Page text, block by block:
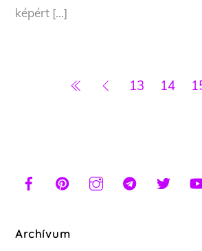
képért […]
13 14
Archívum